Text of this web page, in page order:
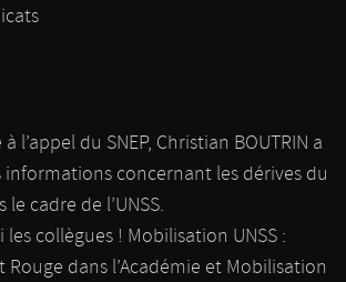
l’appel du SNEP, Christian BOUTRIN a
informations concernant les dérives du
cadre de l’UNSS.
les collègues ! Mobilisation UNSS :
Rouge dans l’Académie et Mobilisation